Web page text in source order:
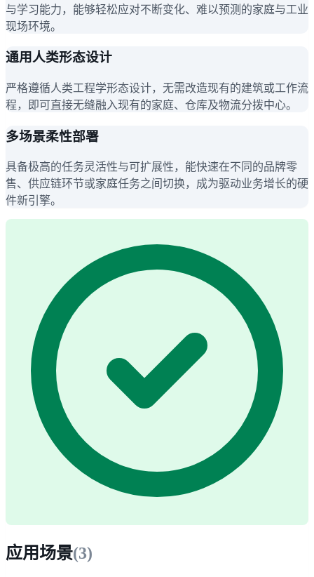
与学习能力，能够轻松应对不断变化、难以预测的家庭与工业
现场环境。
通用人类形态设计
严格遵循人类工程学形态设计，无需改造现有的建筑或工作流
程，即可直接无缝融入现有的家庭、仓库及物流分拨中心。
多场景柔性部署
具备极高的任务灵活性与可扩展性，能快速在不同的品牌零
售、供应链环节或家庭任务之间切换，成为驱动业务增长的硬
件新引擎。
应用场景(3)